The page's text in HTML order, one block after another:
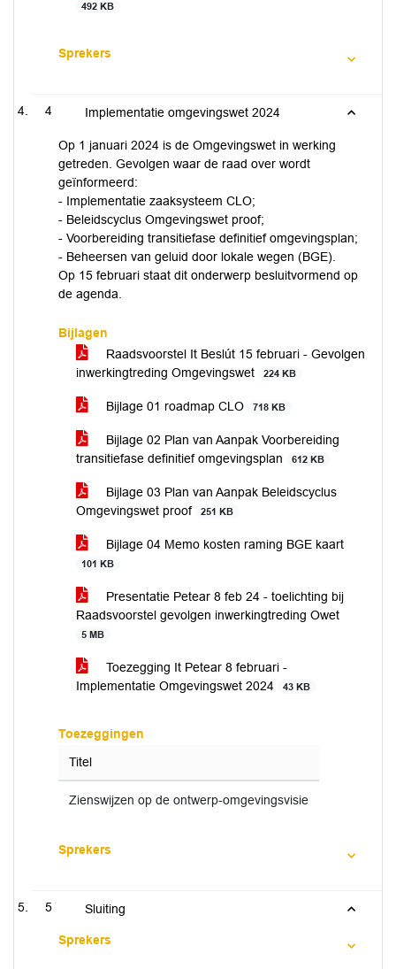
492 KB
Sprekers
4 Implementatie omgevingswet 2024
Op 1 januari 2024 is de Omgevingswet in werking
getreden. Gevolgen waar de raad over wordt
geïnformeerd:
- Implementatie zaaksysteem CLO;
- Beleidscyclus Omgevingswet proof;
- Voorbereiding transitiefase definitief omgevingsplan;
- Beheersen van geluid door lokale wegen (BGE).
Op 15 februari staat dit onderwerp besluitvormend op
de agenda.
Bijlagen
Raadsvoorstel It Beslút 15 februari - Gevolgen
inwerkingtreding Omgevingswet
224 KB
Bijlage 01 roadmap CLO 718 KB
Bijlage 02 Plan van Aanpak Voorbereiding
transitiefase definitief omgevingsplan
612 KB
Bijlage 03 Plan van Aanpak Beleidscyclus
Omgevingswet proof
251 KB
Bijlage 04 Memo kosten raming BGE kaart
101 KB
Presentatie Petear 8 feb 24 - toelichting bij
Raadsvoorstel gevolgen inwerkingtreding Owet
5 MB
Toezegging It Petear 8 februari -
Implementatie Omgevingswet 2024
43 KB
Toezeggingen
Titel
Zienswijzen op de ontwerp-omgevingsvisie
Sprekers
5 Sluiting
Sprekers